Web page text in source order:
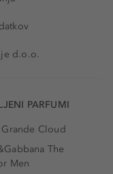
d.o.o.
PARFUMI
Cloud
The
Men